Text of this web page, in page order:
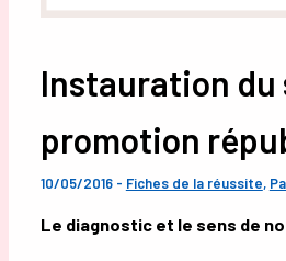
Instauration
promotion
10/05/2016 - Fiches de la réussite,
Le diagnostic et le sens de